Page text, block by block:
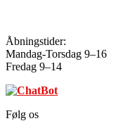
Åbningstider:
Mandag-Torsdag 9–16
Fredag 9–14
Følg os